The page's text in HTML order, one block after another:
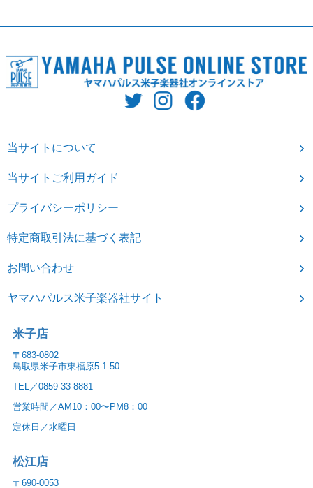
当サイトについて
当サイトご利用ガイド
プライバシーポリシー
特定商取引法に基づく表記
お問い合わせ
ヤマハパルス米子楽器社サイト
米子店
〒683-0802
鳥取県米子市東福原5-1-50
TEL／0859-33-8881
営業時間／AM10：00〜PM8：00
定休日／水曜日
松江店
〒690-0053